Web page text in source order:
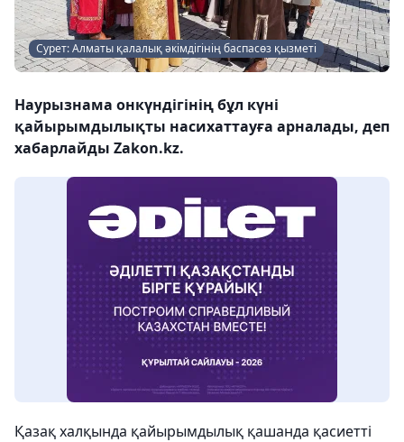
Сурет: Алматы қалалық әкімдігінің баспасөз қызметі
Наурызнама онкүндігінің бұл күні
қайырымдылықты насихаттауға арналады, деп
хабарлайды Zakon.kz.
Қазақ халқында қайырымдылық қашанда қасиетті